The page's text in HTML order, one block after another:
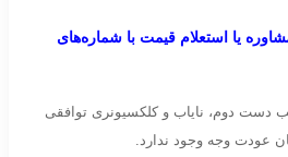
یا استعلام قیمت با شماره‌های
دست دوم، نایاب و کلکسیونری توافقی
عودت وجه وجود ندارد.